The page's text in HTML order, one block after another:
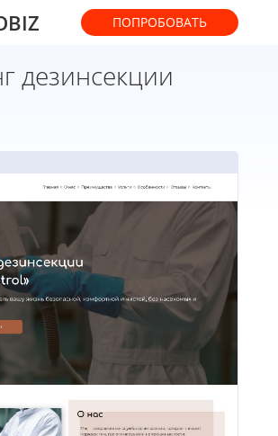
ПОПРОБОВАТЬ
дезинсекции